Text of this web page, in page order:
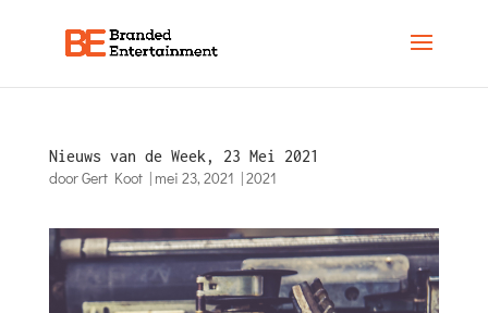
Nieuws van de Week, 23 Mei 2021
doorGert Koot| mei 23, 2021 |2021